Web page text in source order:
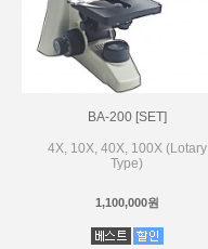
BA-200 [SET]
4X, 10X, 40X, 100X (Lotary
Type)
1,100,000원